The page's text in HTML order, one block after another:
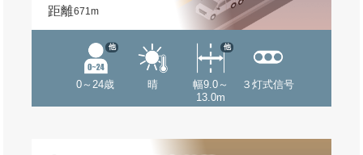
距離671m
0～24歳
他
晴
幅9.0～
13.0m
他
３灯式信号